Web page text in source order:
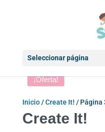
Seleccionar página
Inicio/Create It! / Página
Create It!
¡Oferta!
¡Oferta!